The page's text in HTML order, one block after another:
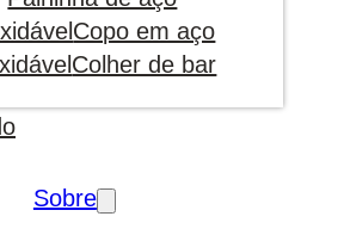
Copo em aço
Colher de bar
Sobre